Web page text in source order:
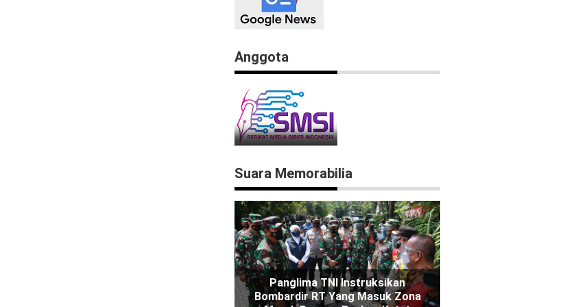
Anggota
Suara Memorabilia
Panglima TNI Instruksikan
Bombardir RT Yang Masuk Zona